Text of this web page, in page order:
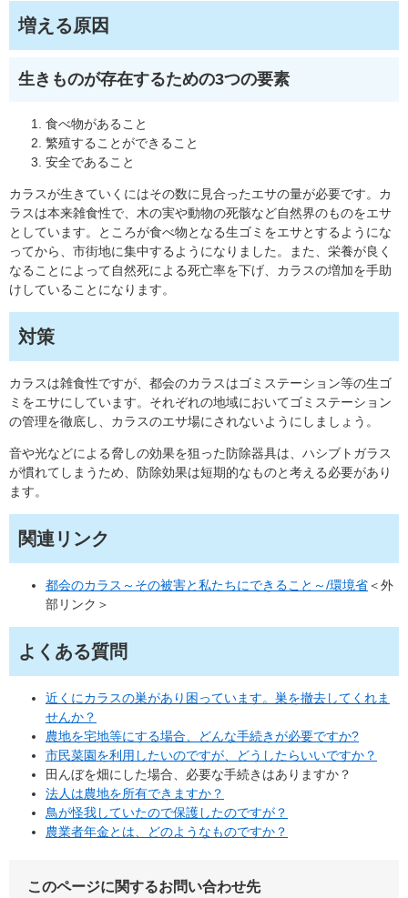
増える原因
生きものが存在するための3つの要素
食べ物があること
繁殖することができること
安全であること
カラスが生きていくにはその数に見合ったエサの量が必要です。カ
ラスは本来雑食性で、木の実や動物の死骸など自然界のものをエサ
としています。ところが食べ物となる生ゴミをエサとするようにな
ってから、市街地に集中するようになりました。また、栄養が良く
なることによって自然死による死亡率を下げ、カラスの増加を手助
けしていることになります。
対策
カラスは雑食性ですが、都会のカラスはゴミステーション等の生ゴ
ミをエサにしています。それぞれの地域においてゴミステーション
の管理を徹底し、カラスのエサ場にされないようにしましょう。
音や光などによる脅しの効果を狙った防除器具は、ハシブトガラス
が慣れてしまうため、防除効果は短期的なものと考える必要があり
ます。
関連リンク
都会のカラス～その被害と私たちにできること～/環境省＜外
部リンク＞
よくある質問
近くにカラスの巣があり困っています。巣を撤去してくれま
せんか？
農地を宅地等にする場合、どんな手続きが必要ですか?
市民菜園を利用したいのですが、どうしたらいいですか？
田んぼを畑にした場合、必要な手続きはありますか？
法人は農地を所有できますか？
鳥が怪我していたので保護したのですが？
農業者年金とは、どのようなものですか？
このページに関するお問い合わせ先